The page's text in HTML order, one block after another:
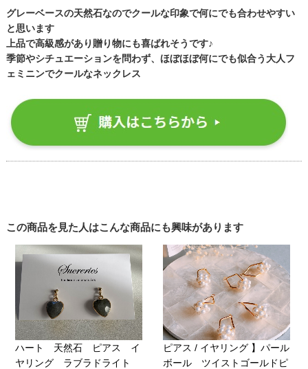
グレーベースの天然石なのでクールな印象で何にでも合わせやすい
と思います
上品で高級感があり贈り物にも喜ばれそうです♪
季節やシチュエーションを問わず、ほぼほぼ何にでも似合う大人フ
ェミニンでクールなネックレス
この商品を見た人はこんな商品にも興味があります
ハート 天然石 ピアス イ
ヤリング ラブラドライト
ピアス / イヤリング 】パール
ボール ツイストゴールドピ